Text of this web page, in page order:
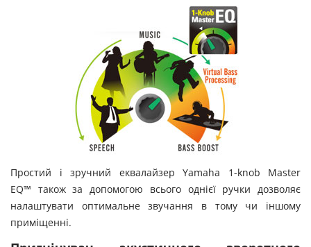
Простий і зручний еквалайзер Yamaha 1-knob Master
EQ™ також за допомогою всього однієї ручки дозволяє
налаштувати оптимальне звучання в тому чи іншому
приміщенні.